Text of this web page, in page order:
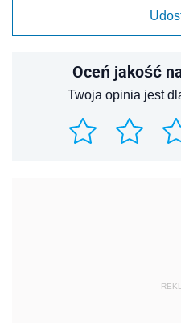
Oceń jakość
Twoja opinia jest